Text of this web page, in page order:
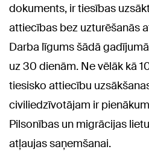
dokuments, ir tiesības
attiecības bez uzturēšanās
Darba līgums šādā
uz 30 dienām. Ne vēlāk kā
tiesisko attiecību
civiliedzīvotājam ir
Pilsonības un migrācijas
atļaujas saņemšanai.